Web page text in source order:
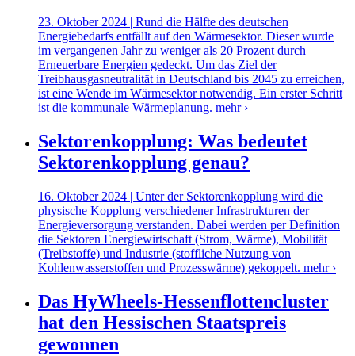
23. Oktober 2024 | Rund die Hälfte des deutschen
Energiebedarfs entfällt auf den Wärmesektor. Dieser wurde
im vergangenen Jahr zu weniger als 20 Prozent durch
Erneuerbare Energien gedeckt. Um das Ziel der
Treibhausgasneutralität in Deutschland bis 2045 zu erreichen,
ist eine Wende im Wärmesektor notwendig. Ein erster Schritt
ist die kommunale Wärmeplanung. mehr ›
Sektorenkopplung: Was bedeutet
Sektorenkopplung genau?
16. Oktober 2024 | Unter der Sektorenkopplung wird die
physische Kopplung verschiedener Infrastrukturen der
Energieversorgung verstanden. Dabei werden per Definition
die Sektoren Energiewirtschaft (Strom, Wärme), Mobilität
(Treibstoffe) und Industrie (stoffliche Nutzung von
Kohlenwasserstoffen und Prozesswärme) gekoppelt. mehr ›
Das HyWheels-Hessenflottencluster
hat den Hessischen Staatspreis
gewonnen